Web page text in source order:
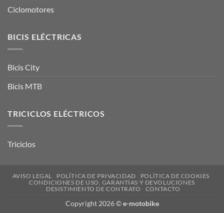
Ciclomotores
BICIS ELÉCTRICAS
Bicis City
Bicis MTB
TRICICLOS ELÉCTRICOS
Triciclos
AVISO LEGAL POLÍTICA DE PRIVACIDAD
POLÍTICA DE COOKIES
CONDICIONES DE USO, GARANTÍAS Y DEVOLUCIONES
DESISTIMIENTO DE CONTRATO
CONTACTO
Copyright 2026 ©e-motobike